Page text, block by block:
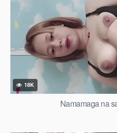
18K
Namamaga na